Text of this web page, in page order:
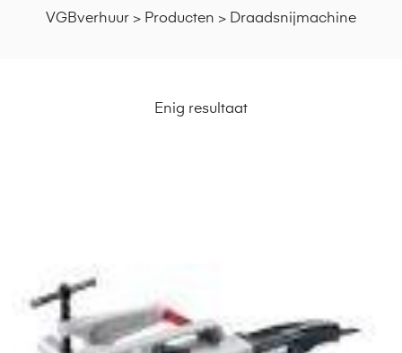
VGBverhuur > Producten > Draadsnijmachine
Enig resultaat